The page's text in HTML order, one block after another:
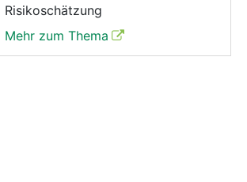
Risikoschätzung
Mehr zum Thema